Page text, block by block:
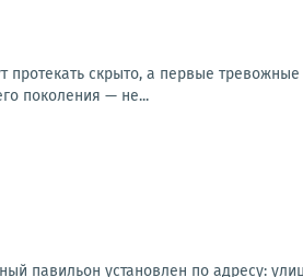
протекать скрыто, а первые
поколения — не...
павильон установлен по адресу: